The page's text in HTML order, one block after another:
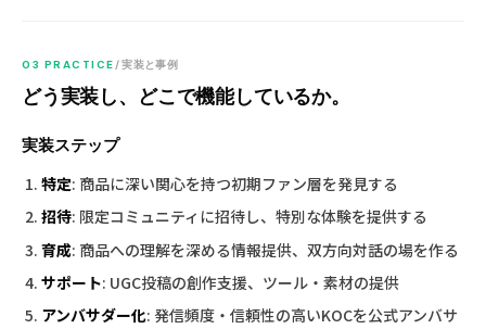
03 PRACTICE/ 実装と事例
どう実装し、どこで機能しているか。
実装ステップ
特定: 商品に深い関心を持つ初期ファン層を発見する
招待: 限定コミュニティに招待し、特別な体験を提供する
育成: 商品への理解を深める情報提供、双方向対話の場を作る
サポート: UGC投稿の創作支援、ツール・素材の提供
アンバサダー化: 発信頻度・信頼性の高いKOCを公式アンバサ